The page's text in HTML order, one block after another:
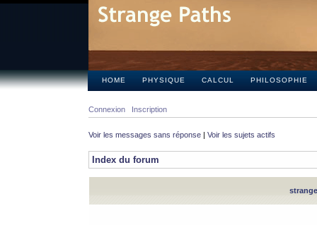
HOME PHYSIQUE CALCUL PHILOSOPHIE
Connexion Inscription
Voir les messages sans réponse | Voir les sujets actifs
Index du forum